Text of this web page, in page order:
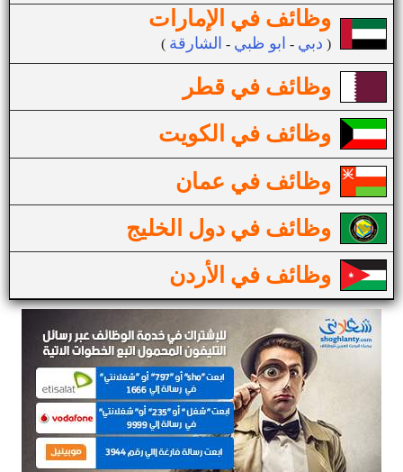
وظائف في الإمارات
( دبي - ابو ظبي - الشارقة )
وظائف في قطر
وظائف في الكويت
وظائف في عمان
وظائف في دول الخليج
وظائف في الأردن